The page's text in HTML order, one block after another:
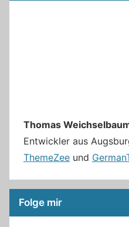
Thomas
Entwickler aus
ThemeZee und
Folge mir